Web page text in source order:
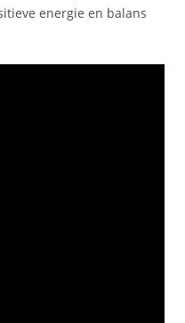
energie en balans